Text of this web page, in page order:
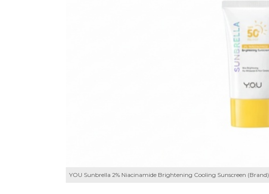
YOU Sunbrella 2% Niacinamide Brightening Cooling Sunscreen (Brand)